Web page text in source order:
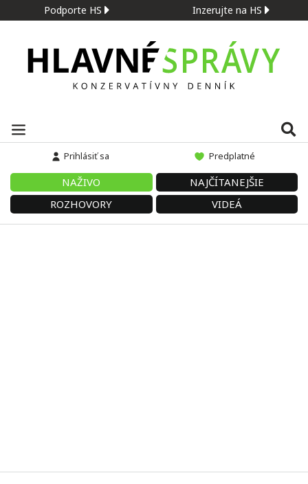
Podporte HS Inzerujte na HS
Prihlásiť sa Predplatné
NAŽIVO
NAJČÍTANEJŠIE
ROZHOVORY
VIDEÁ